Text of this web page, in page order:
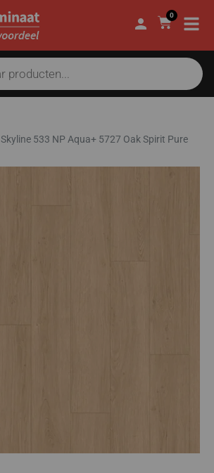
0
Skyline 533 NP Aqua+ 5727 Oak Spirit Pure